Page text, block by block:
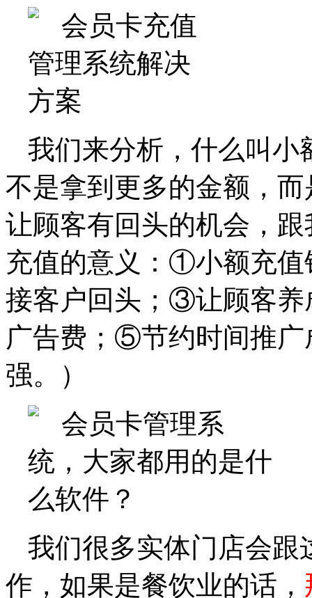
我们来分析，什么叫小
不是拿到更多的金额，
让顾客有回头的机会，
充值的意义：①小额充
接客户回头；③让顾客
广告费；⑤节约时间推
强。）
我们很多实体门店会跟
作，如果是餐饮业的话，